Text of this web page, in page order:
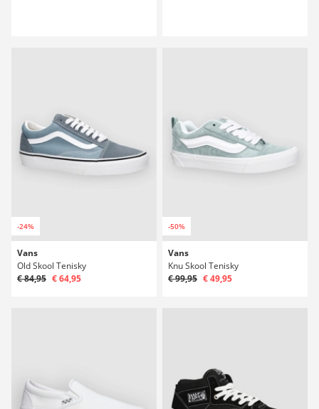
-24%
Vans
Old Skool Tenisky
€ 84,95 € 64,95
-50%
Vans
Knu Skool Tenisky
€ 99,95 € 49,95